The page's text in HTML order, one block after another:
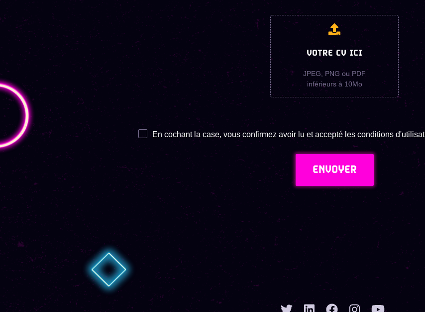
VOTRE CV ICI
JPEG, PNG ou PDF
inférieurs à 10Mo
En cochant la case, vous confirmez avoir lu et accepté les conditions
ENVOYER